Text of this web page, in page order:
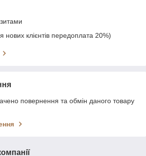
нових клієнтів передоплата 20%)
повернення та обмін даного товару